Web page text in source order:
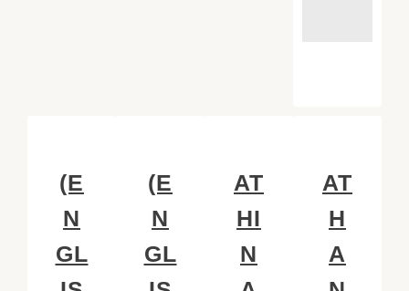
(E
N
GL
(E
N
GL
AT
HI
N
AT
H
A